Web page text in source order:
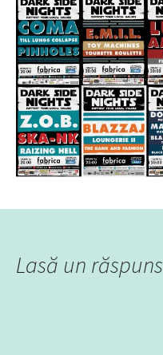
Lasă un răspuns